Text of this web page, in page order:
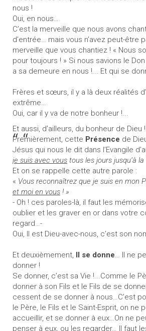
nous !
Oui, en nous…
C’est la merveille que nous avons
d’entrée… mais vous n’avez peut-être
merveille que vous chantiez ! « Nous
pour toujours ! » Si nous savions le
a sa demeure en nous !... Et qui se
Frères et sœurs, il y a là deux réalités
extrême…
Oui, car il y va de notre bonheur !...
Et aussi, d’ailleurs, du bonheur de Dieu !
Premièrement, cette Présence de
Jésus qui nous le dit dans l’Evangile
je suis avec vous tous les jours jusqu’à
Et on se rappelle cette autre parole :
« Vous reconnaîtrez que je suis en mon
et moi en vous ! »
- Oh ! ces paroles-là, il faut les
oublier et les graver en or dans votre
regard…-
Oui, Il est Dieu-avec-nous, c’est son
Et deuxièmement, Il se donne… Il ne
donner !
Se donner, c’est sa Vie !...Comme le
donner à son Fils et le Fils de se
cessent de se donner à nous…C’est
le Père, le Fils et le Saint-Esprit, on ne
accueillir, et se donner à eux…On ne
penser à eux, ou les regarder… Il faut